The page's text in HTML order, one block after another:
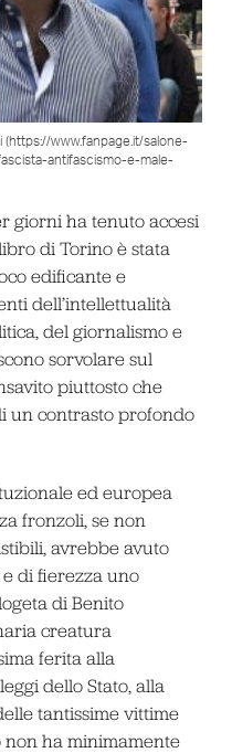
(https://www.fanpage.it/salone-
antifascismo-e-male-
giorni ha tenuto accesi
di Torino è stata
edificante e
dell’intellettualità
del giornalismo e
sorvolare sul
piuttosto che
un contrasto profondo
ed europea
fronzoli, se non
avrebbe avuto
di fierezza uno
di Benito
creatura
ferita alla
dello Stato, alla
tantissime vittime
non ha minimamente